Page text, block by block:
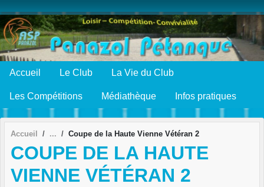
Accueil Le Club La Vie du Club
Les Compétitions Médiathèque Infos pratiques
Accueil Coupe de la Haute Vienne Vétéran 2
COUPE DE LA HAUTE
VIENNE VÉTÉRAN 2